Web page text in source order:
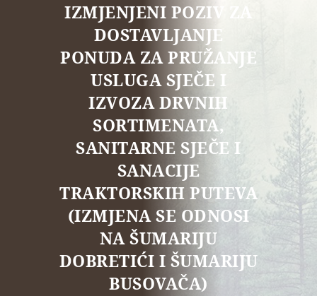
IZMJENJENI POZIV ZA
DOSTAVLJANJE
PONUDA ZA PRUŽANJE
USLUGA SJEČE I
IZVOZA DRVNIH
SORTIMENATA,
SANITARNE SJEČE I
SANACIJE
TRAKTORSKIH PUTEVA
(IZMJENA SE ODNOSI
NA ŠUMARIJU
DOBRETIĆI I ŠUMARIJU
BUSOVAČA)